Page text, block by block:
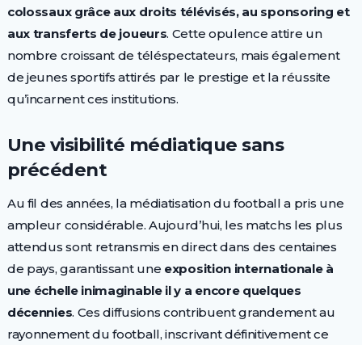
colossaux grâce aux droits télévisés, au sponsoring et
aux transferts de joueurs. Cette opulence attire un
nombre croissant de téléspectateurs, mais également
de jeunes sportifs attirés par le prestige et la réussite
qu’incarnent ces institutions.
Une visibilité médiatique sans
précédent
Au fil des années, la médiatisation du football a pris une
ampleur considérable. Aujourd’hui, les matchs les plus
attendus sont retransmis en direct dans des centaines
de pays, garantissant une exposition internationale à
une échelle inimaginable il y a encore quelques
décennies. Ces diffusions contribuent grandement au
rayonnement du football, inscrivant définitivement ce